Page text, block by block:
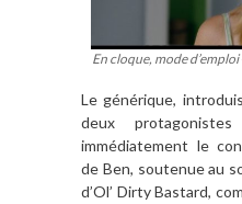
En cloque, mode d’emploi
Le générique,
deux
immédiatement le
de Ben, soutenue au
d’Ol’ Dirty Bastard,